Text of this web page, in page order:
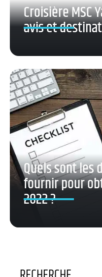
Croisière MSC
avis et
Quels sont les
fournir pour
2022 ?